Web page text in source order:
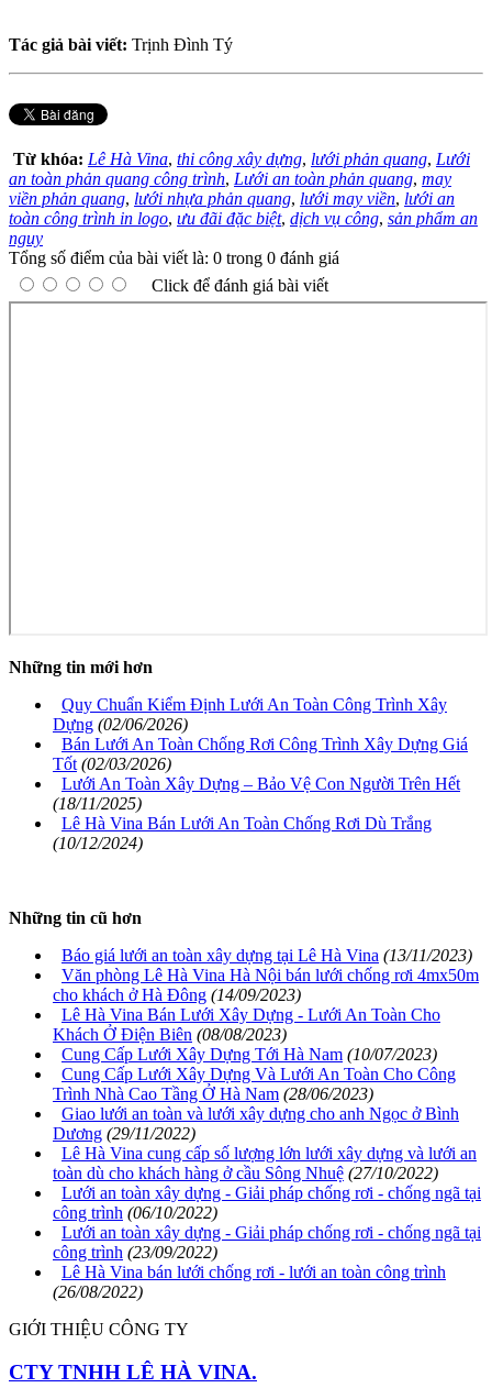
Tác giả bài viết: Trịnh Đình Tý
Từ khóa: Lê Hà Vina, thi công xây dựng, lưới phản quang, Lưới
an toàn phản quang công trình, Lưới an toàn phản quang, may
viền phản quang, lưới nhựa phản quang, lưới may viền, lưới an
toàn công trình in logo, ưu đãi đặc biệt, dịch vụ công, sản phẩm an
nguy
Tổng số điểm của bài viết là: 0 trong 0 đánh giá
Click để đánh giá bài viết
Những tin mới hơn
Quy Chuẩn Kiểm Định Lưới An Toàn Công Trình Xây
Dựng (02/06/2026)
Bán Lưới An Toàn Chống Rơi Công Trình Xây Dựng Giá
Tốt (02/03/2026)
Lưới An Toàn Xây Dựng – Bảo Vệ Con Người Trên Hết
(18/11/2025)
Lê Hà Vina Bán Lưới An Toàn Chống Rơi Dù Trắng
(10/12/2024)
Những tin cũ hơn
Báo giá lưới an toàn xây dựng tại Lê Hà Vina (13/11/2023)
Văn phòng Lê Hà Vina Hà Nội bán lưới chống rơi 4mx50m
cho khách ở Hà Đông (14/09/2023)
Lê Hà Vina Bán Lưới Xây Dựng - Lưới An Toàn Cho
Khách Ở Điện Biên (08/08/2023)
Cung Cấp Lưới Xây Dựng Tới Hà Nam (10/07/2023)
Cung Cấp Lưới Xây Dựng Và Lưới An Toàn Cho Công
Trình Nhà Cao Tầng Ở Hà Nam (28/06/2023)
Giao lưới an toàn và lưới xây dựng cho anh Ngọc ở Bình
Dương (29/11/2022)
Lê Hà Vina cung cấp số lượng lớn lưới xây dựng và lưới an
toàn dù cho khách hàng ở cầu Sông Nhuệ (27/10/2022)
Lưới an toàn xây dựng - Giải pháp chống rơi - chống ngã tại
công trình (06/10/2022)
Lưới an toàn xây dựng - Giải pháp chống rơi - chống ngã tại
công trình (23/09/2022)
Lê Hà Vina bán lưới chống rơi - lưới an toàn công trình
(26/08/2022)
GIỚI THIỆU CÔNG TY
CTY TNHH LÊ HÀ VINA.